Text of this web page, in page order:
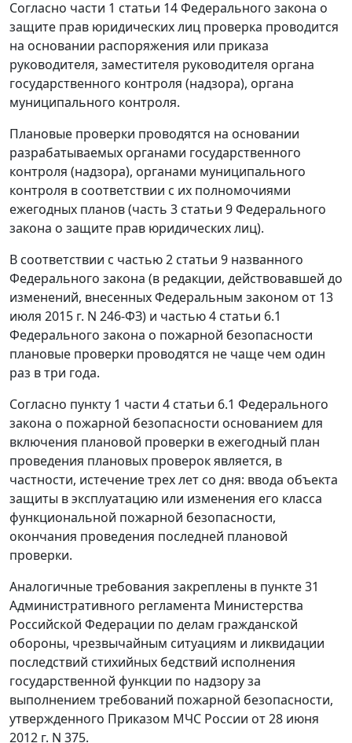
Согласно части 1 статьи 14Федерального закона о
защите прав юридических лиц проверка проводится
на основании распоряжения или приказа
руководителя, заместителя руководителя органа
государственного контроля (надзора), органа
муниципального контроля.
Плановые проверки проводятся на основании
разрабатываемых органами государственного
контроля (надзора), органами муниципального
контроля в соответствии с их полномочиями
ежегодных планов (часть 3 статьи 9Федерального
закона о защите прав юридических лиц).
В соответствии с частью 2 статьи 9 названного
Федерального закона (в редакции, действовавшей до
изменений, внесенныхФедеральным законом от 13
июля 2015 г. N 246-ФЗ) и частью 4 статьи 6.1
Федерального закона о пожарной безопасности
плановые проверки проводятся не чаще чем один
раз в три года.
Согласно пункту 1 части 4 статьи 6.1 Федерального
закона о пожарной безопасности основанием для
включения плановой проверки в ежегодный план
проведения плановых проверок является, в
частности, истечение трех лет со дня: ввода объекта
защиты в эксплуатацию или изменения его класса
функциональной пожарной безопасности,
окончания проведения последней плановой
проверки.
Аналогичные требования закреплены в пункте 31
Административного регламента Министерства
Российской Федерации по делам гражданской
обороны, чрезвычайным ситуациям и ликвидации
последствий стихийных бедствий исполнения
государственной функции по надзору за
выполнением требований пожарной безопасности,
утвержденного Приказом МЧС России от 28 июня
2012 г. N 375.